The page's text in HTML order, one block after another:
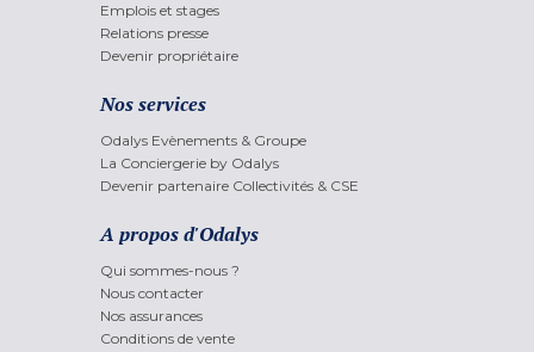
Emplois et stages
Relations presse
Devenir propriétaire
Nos services
Odalys Evènements & Groupe
La Conciergerie by Odalys
Devenir partenaire Collectivités & CSE
A propos d'Odalys
Qui sommes-nous ?
Nous contacter
Nos assurances
Conditions de vente